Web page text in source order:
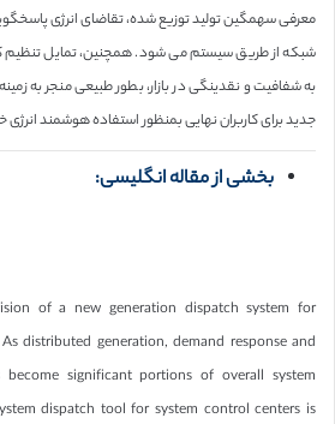
معرفی سهمگین تولید توزیع شده، تقاضای انرژی
شبکه از طریق سیستم می شود. همچنین، تمایل تنظیم
به شفافیت و نقدینگی در بازار، بطور طبیعی منجر به
جدید برای کاربران نهایی بمنظور استفاده هوشمند
بخشی از مقاله انگلیسی:
of a new generation dispatch system for
distributed generation, demand response and
become significant portions of overall system
dispatch tool for system control centers is